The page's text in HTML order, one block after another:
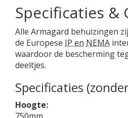
Specificaties &
Alle Armagard behuizingen
de Europese IP en NEMA
waardoor de bescherming
deeltjes.
Specificaties
Hoogte: